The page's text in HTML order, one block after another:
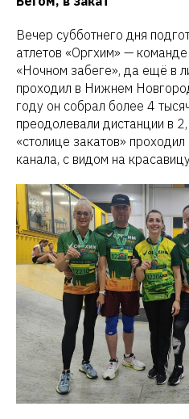
Вечер субботнего дня
атлетов «Оргхим» —
«Ночном забеге», да ещё в
проходил в Нижнем
году он собрал более 4
преодолевали дистанции в
«столице закатов»
канала, с видом на